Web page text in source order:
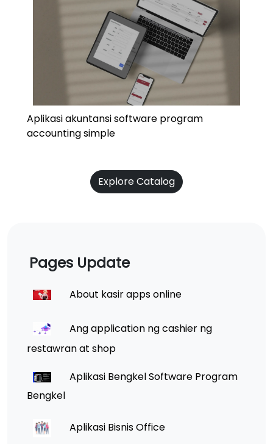
Aplikasi akuntansi software program
accounting simple
Explore Catalog
Pages Update
About kasir apps online
Ang application ng cashier ng
restawran at shop
Aplikasi Bengkel Software Program
Bengkel
Aplikasi Bisnis Office